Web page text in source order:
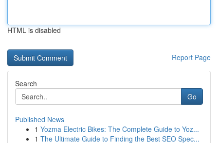
HTML is disabled
Report Page
Search
Go
Published News
1 Yozma Electric Bikes: The Complete Guide to Yoz...
1 The Ultimate Guide to Finding the Best SEO Spec...